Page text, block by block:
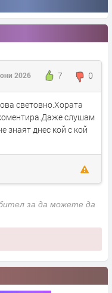
7 0
2026
световно.Хората
слушам
знаят днес кой с кой
за да можете да